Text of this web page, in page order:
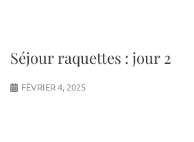
Séjour raquettes : jour 2
FÉVRIER 4, 2025